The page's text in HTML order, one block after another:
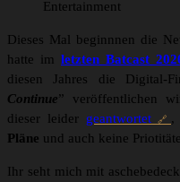
Entertainment
Dieses Mal beginnnen die
hatte im letzten Batcast
diesen Jahres die Digital-
Continue” veröffentlichen
dieser leider geantwortet ,
Pläne und auch keine
Ihr seht mich mit